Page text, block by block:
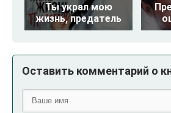
Ты украл мою
жизнь, предатель
Оставить комментарий о